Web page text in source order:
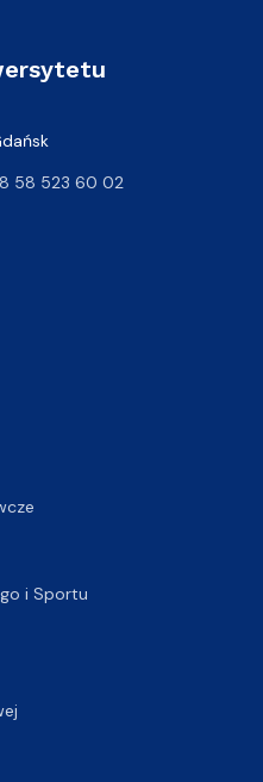
58 523 60 02
i Sportu